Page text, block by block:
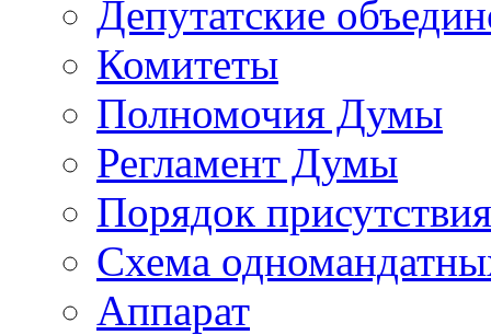
Депутатские
Комитеты
Полномочия Думы
Регламент Думы
Порядок
Схема
Аппарат